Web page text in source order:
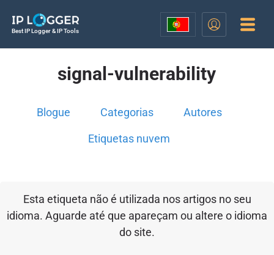
Best IP Logger & IP Tools
signal-vulnerability
Blogue Categorias Autores
Etiquetas nuvem